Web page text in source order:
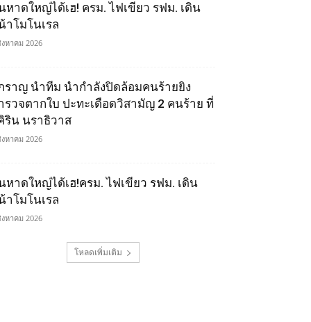
หาดใหญ่ได้เฮ! ครม. ไฟเขียว รฟม. เดิน
าโมโนเรล
หาคม 2026
ราญ นำทีม นำกำลังปิดล้อมคนร้ายยิง
รวจตากใบ ปะทะเดือดวิสามัญ 2 คนร้าย ที่
ริน นราธิวาส
หาคม 2026
หาดใหญ่ได้เฮ!ครม. ไฟเขียว รฟม. เดิน
าโมโนเรล
หาคม 2026
โหลดเพิ่มเติม